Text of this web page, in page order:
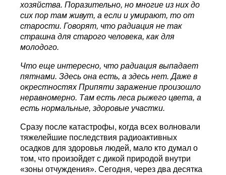
хозяйства. Поразительно, но многие из них до
сих пор там живут, а если и умирают, то от
старости. Говорят, что радиация не так
страшна для старого человека, как для
молодого.
Что еще интересно, что радиация выпадает
пятнами. Здесь она есть, а здесь нет. Даже в
окрестностях Припяти заражение произошло
неравномерно. Там есть леса рыжего цвета, а
есть нормальные, здоровые участки.
Сразу после катастрофы, когда всех волновали
тяжелейшие последствия радиоактивных
осадков для здоровья людей, мало кто думал о
том, что произойдет с дикой природой внутри
«зоны отчуждения». Сегодня, через два десятка